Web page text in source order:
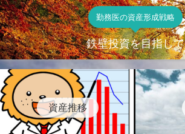
勤務医の資産形成戦略
鉄壁投資を目指して
資産推移